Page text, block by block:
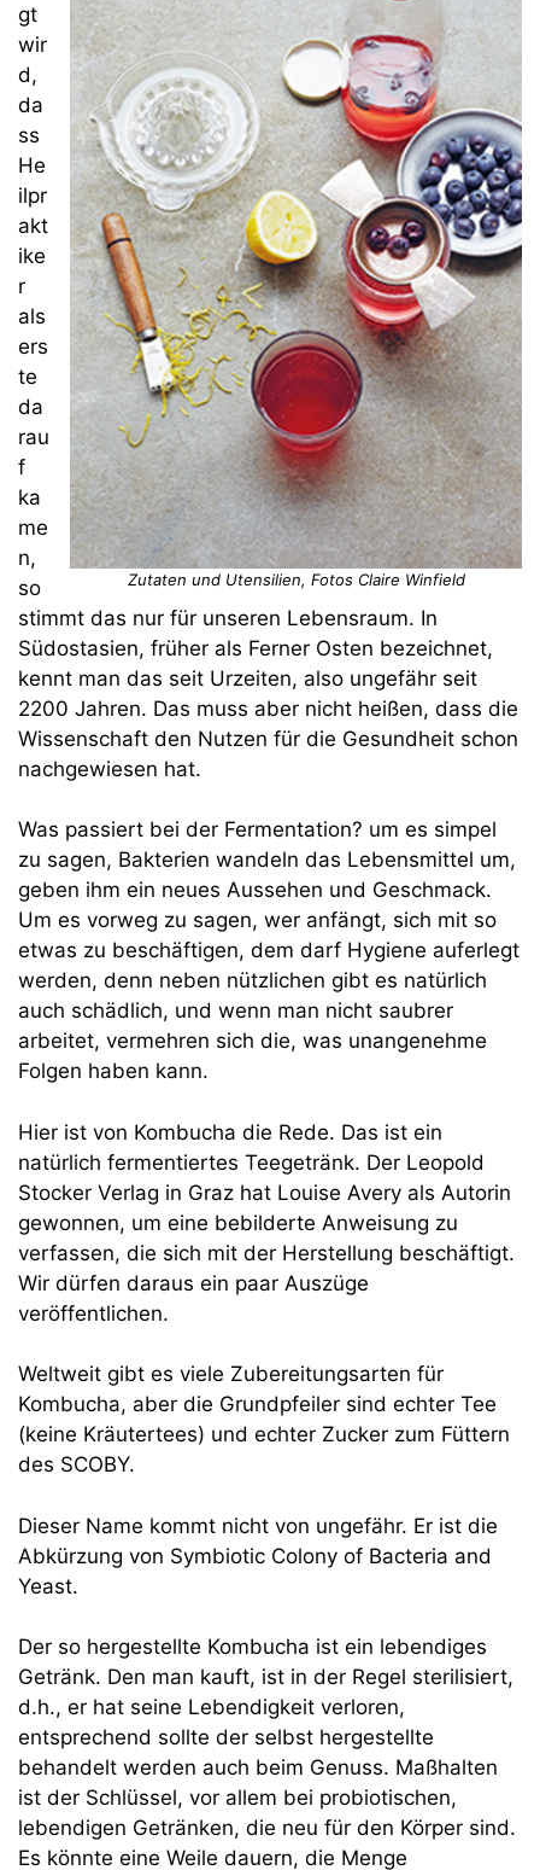
Zutaten und Utensilien, Fotos Claire Winfield
gt
wir
d,
da
ss
He
ilpr
akt
ike
r
als
ers
te
da
rau
f
ka
me
n,
so
stimmt das nur für unseren Lebensraum. In
Südostasien, früher als Ferner Osten bezeichnet,
kennt man das seit Urzeiten, also ungefähr seit
2200 Jahren. Das muss aber nicht heißen, dass die
Wissenschaft den Nutzen für die Gesundheit schon
nachgewiesen hat.
Was passiert bei der Fermentation? um es simpel
zu sagen, Bakterien wandeln das Lebensmittel um,
geben ihm ein neues Aussehen und Geschmack.
Um es vorweg zu sagen, wer anfängt, sich mit so
etwas zu beschäftigen, dem darf Hygiene auferlegt
werden, denn neben nützlichen gibt es natürlich
auch schädlich, und wenn man nicht saubrer
arbeitet, vermehren sich die, was unangenehme
Folgen haben kann.
Hier ist von Kombucha die Rede. Das ist ein
natürlich fermentiertes Teegetränk. Der Leopold
Stocker Verlag in Graz hat Louise Avery als Autorin
gewonnen, um eine bebilderte Anweisung zu
verfassen, die sich mit der Herstellung beschäftigt.
Wir dürfen daraus ein paar Auszüge
veröffentlichen.
Weltweit gibt es viele Zubereitungsarten für
Kombucha, aber die Grundpfeiler sind echter Tee
(keine Kräutertees) und echter Zucker zum Füttern
des SCOBY.
Dieser Name kommt nicht von ungefähr. Er ist die
Abkürzung von Symbiotic Colony of Bacteria and
Yeast.
Der so hergestellte Kombucha ist ein lebendiges
Getränk. Den man kauft, ist in der Regel sterilisiert,
d.h., er hat seine Lebendigkeit verloren,
entsprechend sollte der selbst hergestellte
behandelt werden auch beim Genuss. Maßhalten
ist der Schlüssel, vor allem bei probiotischen,
lebendigen Getränken, die neu für den Körper sind.
Es könnte eine Weile dauern, die Menge